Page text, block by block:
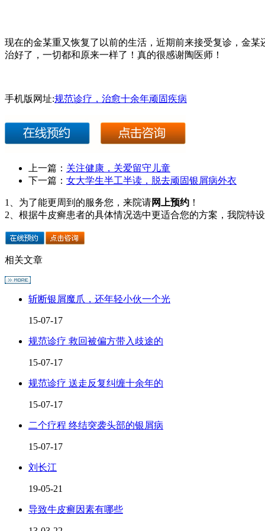
现在的金某重又恢复了以前的生活，近期前来接受复诊，金
治好了，一切都和原来一样了！真的很感谢陶医师！
手机版网址:规范诊疗，治愈十余年顽固疾病
上一篇： 关注健康，关爱留守儿童
下一篇： 女大学生半工半读，脱去顽固银屑病外衣
1、为了能更周到的服务您，来院请网上预约 ！
2、根据牛皮癣患者的具体情况选中更适合您的方案，我院特
相关文章
斩断银屑魔爪，还年轻小伙一个光
15-07-17
规范诊疗 救回被偏方带入歧途的
15-07-17
规范诊疗 送走反复纠缠十余年的
15-07-17
二个疗程 终结突袭头部的银屑病
15-07-17
刘长江
19-05-21
导致牛皮癣因素有哪些